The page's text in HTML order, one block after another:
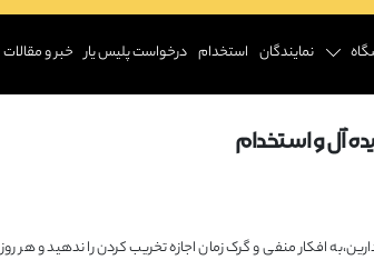
نمایندگان استخدام درخواست پلیس یار خبر و مقالات
آل و استخدام
افکار منفی و گرک زمان اجازه تخریب کردن را ندهید و هر روز